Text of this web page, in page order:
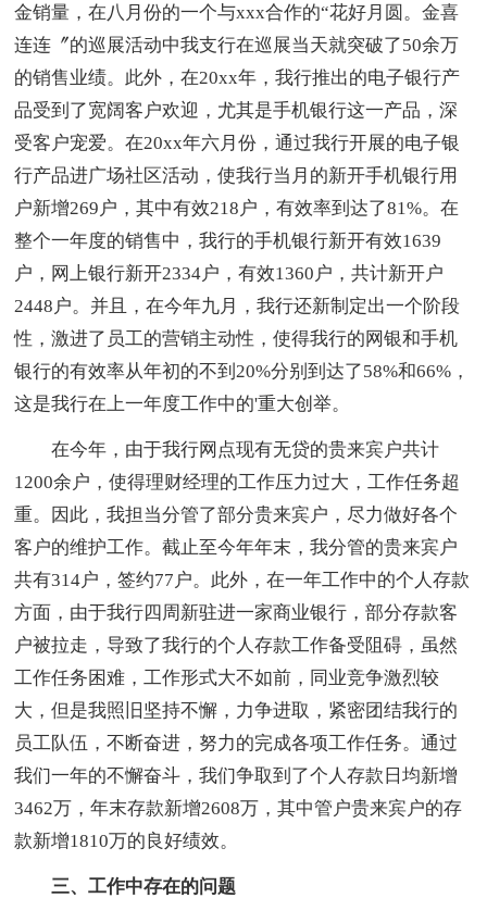
金销量，在八月份的一个与xxx合作的“花好月圆。金喜
连连〞的巡展活动中我支行在巡展当天就突破了50余万
的销售业绩。此外，在20xx年，我行推出的电子银行产
品受到了宽阔客户欢迎，尤其是手机银行这一产品，深
受客户宠爱。在20xx年六月份，通过我行开展的电子银
行产品进广场社区活动，使我行当月的新开手机银行用
户新增269户，其中有效218户，有效率到达了81%。在
整个一年度的销售中，我行的手机银行新开有效1639
户，网上银行新开2334户，有效1360户，共计新开户
2448户。并且，在今年九月，我行还新制定出一个阶段
性，激进了员工的营销主动性，使得我行的网银和手机
银行的有效率从年初的不到20%分别到达了58%和66%，
这是我行在上一年度工作中的'重大创举。
在今年，由于我行网点现有无贷的贵来宾户共计
1200余户，使得理财经理的工作压力过大，工作任务超
重。因此，我担当分管了部分贵来宾户，尽力做好各个
客户的维护工作。截止至今年年末，我分管的贵来宾户
共有314户，签约77户。此外，在一年工作中的个人存款
方面，由于我行四周新驻进一家商业银行，部分存款客
户被拉走，导致了我行的个人存款工作备受阻碍，虽然
工作任务困难，工作形式大不如前，同业竞争激烈较
大，但是我照旧坚持不懈，力争进取，紧密团结我行的
员工队伍，不断奋进，努力的完成各项工作任务。通过
我们一年的不懈奋斗，我们争取到了个人存款日均新增
3462万，年末存款新增2608万，其中管户贵来宾户的存
款新增1810万的良好绩效。
三、工作中存在的问题